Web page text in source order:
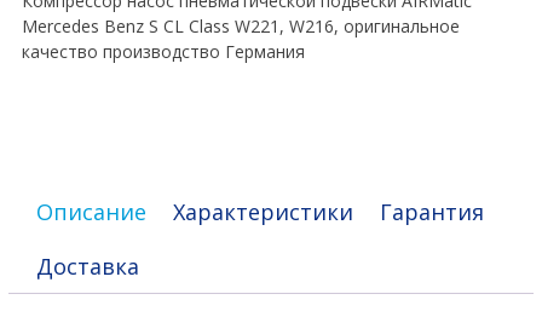
S
CL
Mercedes Benz S CL Class W221, W216, оригинальное
качество производство Германия
Описание Характеристики
Гарантия
Доставка